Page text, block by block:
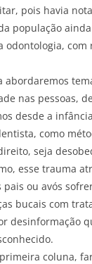
pois havia
população
odontologia, com
abordaremos
nas pessoas,
desde a
como
seja
esse trauma
ou avós
bucais com
desinformação
coluna,